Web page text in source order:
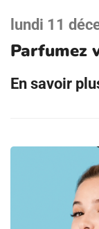
lundi 11
Parfumez
En savoir